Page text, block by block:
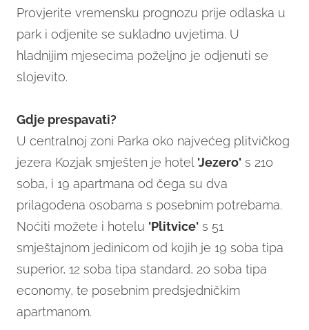
Provjerite vremensku prognozu prije odlaska u
park i odjenite se sukladno uvjetima. U
hladnijim mjesecima poželjno je odjenuti se
slojevito.
Gdje prespavati?
U centralnoj zoni Parka oko najvećeg plitvičkog
jezera Kozjak smješten je hotel 'Jezero' s 210
soba, i 19 apartmana od čega su dva
prilagođena osobama s posebnim potrebama.
Noćiti možete i hotelu 'Plitvice' s 51
smještajnom jedinicom od kojih je 19 soba tipa
superior, 12 soba tipa standard, 20 soba tipa
economy, te posebnim predsjedničkim
apartmanom.